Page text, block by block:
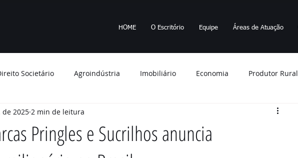
HOME O Escritório Equipe Áreas de Atuação
Societário Agroindústria Imobiliário Economia Produtor Rural
Ambiente Tributos Energia elétrica
Imposto de Renda
Pringles e Sucrilhos anuncia
de 2025 2 min de leitura